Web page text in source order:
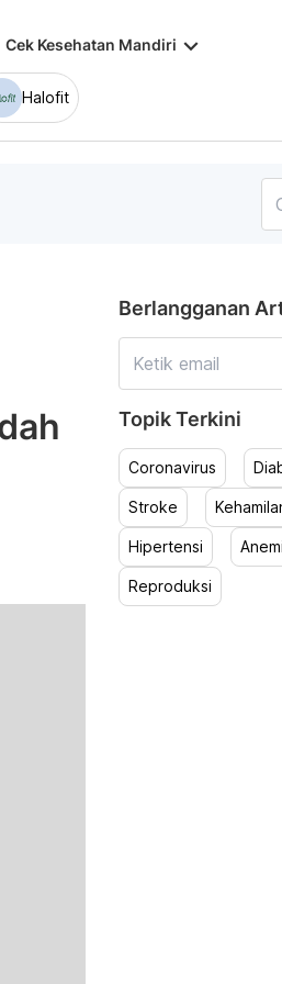
Cek Kesehatan Mandiri keyboard_arrow_down
Halofit
Berlangganan
Topik Terkini
Coronavirus
Stroke
Hipertensi
Reproduksi